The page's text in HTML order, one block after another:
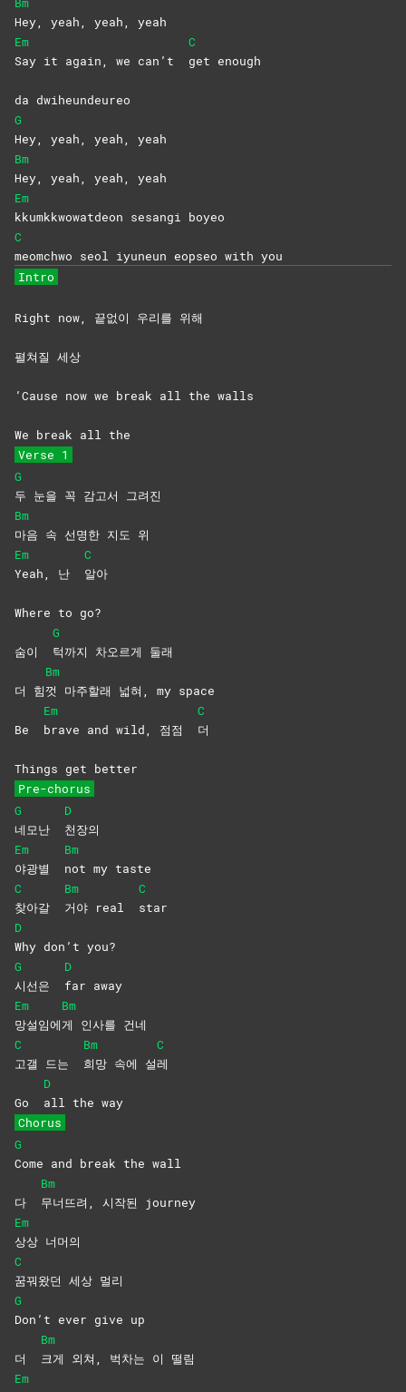
Hey, yeah, yeah, yeah
Em
Say it again, we can’t
C
get enough
da dwiheundeureo
G
Hey, yeah, yeah, yeah
Bm
Hey, yeah, yeah, yeah
Em
kkumkkwowatdeon sesangi boyeo
C
meomchwo seol iyuneun eopseo with you
Intro
Right now, 끝없이 우리를 위해
펼쳐질 세상
’Cause now we break all the walls
We break all the
Verse 1
G
두 눈을 꼭 감고서 그려진
Bm
마음 속 선명한 지도 위
Em
Yeah, 난
C
알아
Where to go?
숨이
G
턱까지 차오르게 둘래
더 힘
Bm
껏 마주할래 넓혀, my space
Be
Em
brave and wild, 점점
C
더
Things get better
Pre-chorus
G
네모난
D
천장의
Em
야광별
Bm
not my taste
C
찾아갈
Bm
거야 real
C
star
D
Why don’t you?
G
시선은
D
far away
Em
망설임에
Bm
게 인사를 건네
C
고갤 드는
Bm
희망 속에 설
C
레
Go
D
all the way
Chorus
G
Come and break the wall
다
Bm
무너뜨려, 시작된 journey
Em
상상 너머의
C
꿈꿔왔던 세상 멀리
G
Don’t ever give up
더
Bm
크게 외쳐, 벅차는 이 떨림
Em